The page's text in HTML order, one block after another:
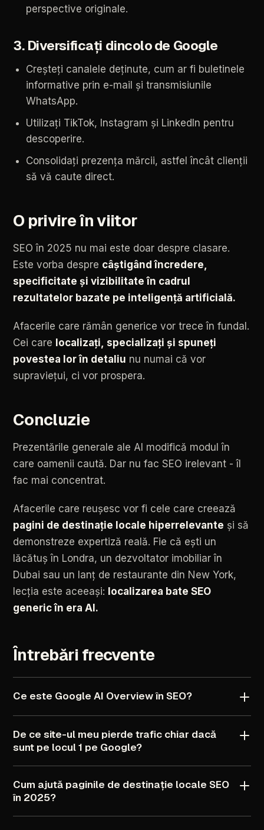
perspective originale.
3. Diversificați dincolode Google
Creșteți canalele deținute, cum ar fi buletinele
informative prin e-mail și transmisiunile
WhatsApp.
Utilizați TikTok, Instagram și LinkedIn pentru
descoperire.
Consolidați prezența mărcii, astfel încât clienții
să vă caute direct.
O privireînviitor
SEO în 2025 nu mai este doar despre clasare.
Este vorba despre câștigând încredere,
specificitate și vizibilitate în cadrul
rezultatelor bazate pe inteligență artificială.
Afacerile care rămân generice vor trece în fundal.
Cei care localizați, specializați și spuneți
povestea lor în detaliu nu numai că vor
supraviețui, ci vor prospera.
Concluzie
Prezentările generale ale AI modifică modul în
care oamenii caută. Dar nu fac SEO irelevant - îl
fac mai concentrat.
Afacerile care reușesc vor fi cele care creează
pagini de destinație locale hiperrelevante și să
demonstreze expertiză reală. Fie că ești un
lăcătuș în Londra, un dezvoltator imobiliar în
Dubai sau un lanț de restaurante din New York,
lecția este aceeași: localizarea bate SEO
generic în era AI.
Întrebări frecvente
Ce este Google AI Overviewîn SEO?
De ce site-ul meu pierde trafic chiar dacă
sunt pe locul1 pe Google?
Cum ajută paginile de destinație locale SEO
în 2025?